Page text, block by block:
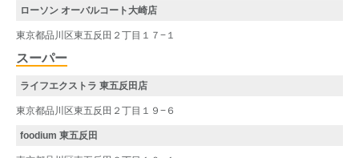
ローソン オーバルコート大崎店
東京都品川区東五反田２丁目１７−１
スーパー
ライフエクストラ 東五反田店
東京都品川区東五反田２丁目１９−６
foodium 東五反田